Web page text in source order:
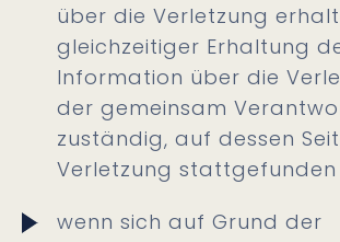
über die Verletzung
gleichzeitiger Erhaltung
Information über die
der gemeinsam
zuständig, auf dessen
Verletzung stattgefunden
wenn sich auf Grund der